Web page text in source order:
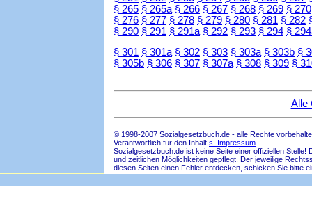
§ 265 § 265a § 266 § 267 § 268 § 269 § 270
§ 276 § 277 § 278 § 279 § 280 § 281 § 282
§ 290 § 291 § 291a § 292 § 293 § 294 §
§ 301 § 301a § 302 § 303 § 303a § 303b §
§ 305b § 306 § 307 § 307a § 308 § 309 §
Alle
© 1998-2007 Sozialgesetzbuch.de - alle Rechte
Verantwortlich für den Inhalt s. Impressum
Sozialgesetzbuch.de ist keine Seite einer offiziellen
und zeitlichen Möglichkeiten gepflegt. Der jeweilige
diesen Seiten einen Fehler entdecken, schicken Sie bitte